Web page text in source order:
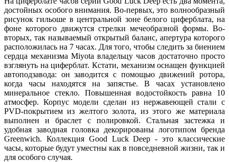
достойных особого внимания. Во-первых, это волнообразный
рисунок гильоше в центральной зоне белого циферблата, на
фоне которого движутся стрелки мечеобразной формы. Во-
вторых, так называемый открытый баланс, апертура которого
расположилась на 7 часах. Для того, чтобы следить за биением
сердца механизма Miyota владельцу часов достаточно просто
взглянуть на циферблат. Кстати, механизм оснащен функцией
автоподзавода: он заводится с помощью движений ротора,
когда часы находятся на запястье. В часах установлено
минеральное стекло. Повышенная водостойкость равна 10
атмосфер. Корпус модели сделан из нержавеющей стали с
PVD-покрытием из желтого золота, из этого же материала
выполнен и браслет с полировкой. Стальная застежка и
удобная заводная головка декорированы логотипом бренда
Greenwich. Коллекция Good Luck Deep - это классические
часы, которые будут уместны как в повседневной жизни, так и
для особого случая.